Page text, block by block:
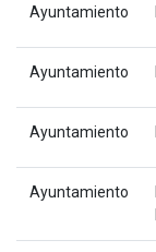
Ayuntamiento
Ayuntamiento
Ayuntamiento
Ayuntamiento